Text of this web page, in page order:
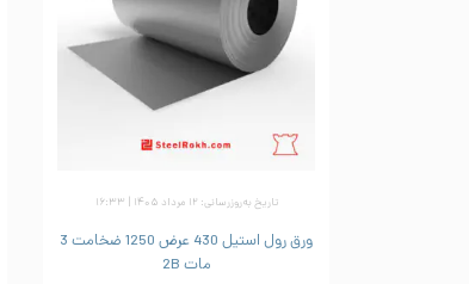
تاریخ به‌روزرسانی: ۱۲ مرداد ۱۴۰۵ | ۱۶:۳۳
ورق رول استیل 430 عرض 1250 ضخامت 3
مات 2B